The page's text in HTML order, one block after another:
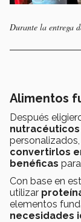
Durante la entrega
Alimentos
Después
nutracéuticos
convertirlos
benéficas
Con base en
utilizar
elementos
necesidades